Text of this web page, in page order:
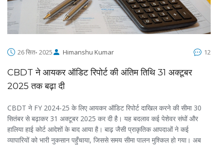
26 सित॰ 2025 Himanshu Kumar 12
CBDT ने आयकर ऑडिट रिपोर्ट की अंतिम तिथि 31 अक्टूबर
2025 तक बढ़ा दी
CBDT ने FY 2024-25 के लिए आयकर ऑडिट रिपोर्ट दाखिल करने की सीमा 30
सितंबर से बढ़ाकर 31 अक्टूबर 2025 कर दी है। यह बदलाव कई पेशेवर संघों और
हालिया हाई कोर्ट आदेशों के बाद आया है। बाढ़ जैसी प्राकृतिक आपदाओं ने कई
व्यापारियों को भारी नुकसान पहुँचाया, जिससे समय सीमा पालन मुश्किल हो गया। अब